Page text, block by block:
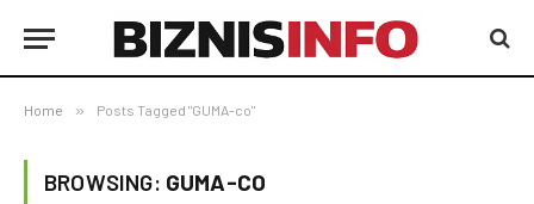
Home » Posts Tagged "GUMA-co"
BROWSING: GUMA-CO